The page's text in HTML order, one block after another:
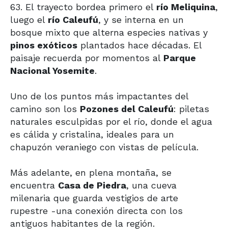
63. El trayecto bordea primero el río Meliquina,
luego el río Caleufú, y se interna en un
bosque mixto que alterna especies nativas y
pinos exóticos plantados hace décadas. El
paisaje recuerda por momentos al Parque
Nacional Yosemite.
Uno de los puntos más impactantes del
camino son los Pozones del Caleufú: piletas
naturales esculpidas por el río, donde el agua
es cálida y cristalina, ideales para un
chapuzón veraniego con vistas de película.
Más adelante, en plena montaña, se
encuentra Casa de Piedra, una cueva
milenaria que guarda vestigios de arte
rupestre -una conexión directa con los
antiguos habitantes de la región.